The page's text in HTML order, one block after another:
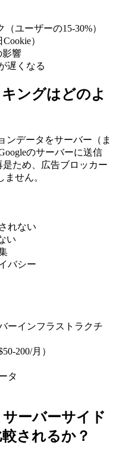
ユーザーの15-30%）
）
影響
遅くなる
ングはどのよ
ンデータをサーバー（ま
のサーバーに送信
是ため、広告ブロッカー
せん。
れない
い
バシー
ーインフラストラクチ
200/月）
タ
ーバーサイド
されるか？